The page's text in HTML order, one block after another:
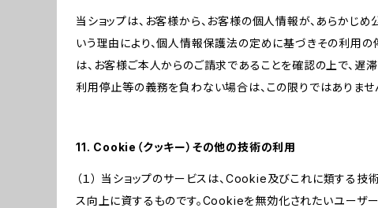
当ショップは、お客様から、お客様の個人情報が、あらか
いう理由により、個人情報保護法の定めに基づきその利用の
は、お客様ご本人からのご請求であることを確認の上で、遅
利用停止等の義務を負わない場合は、この限りではありませ
11. Cookie（クッキー）その他の技術の利用
（１） 当ショップのサービスは、Cookie及びこれに類する
ス向上に資するものです。Cookieを無効化されたいユーザ